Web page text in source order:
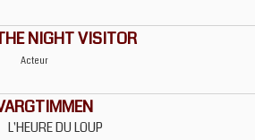
NIGHT VISITOR
Acteur
L'HEURE DU LOUP